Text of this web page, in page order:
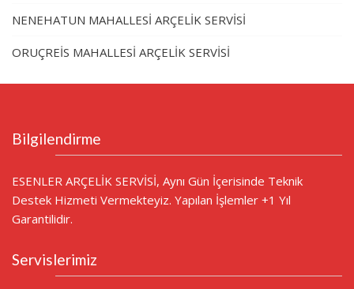
NENEHATUN MAHALLESİ ARÇELİK SERVİSİ
ORUÇREİS MAHALLESİ ARÇELİK SERVİSİ
Bilgilendirme
ESENLER ARÇELİK SERVİSİ, Aynı Gün İçerisinde Teknik
Destek Hizmeti Vermekteyiz. Yapılan İşlemler +1 Yıl
Garantilidir.
Servislerimiz